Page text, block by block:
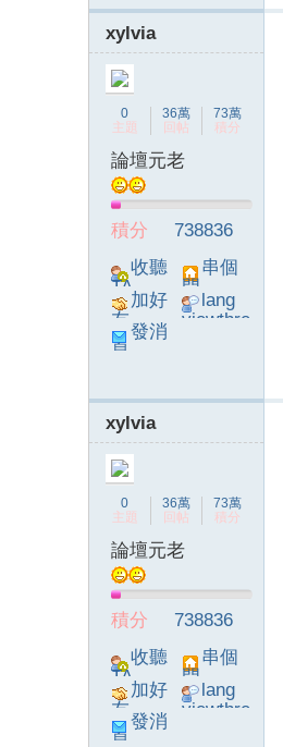
xylvia
0
主題
36萬
回帖
73萬
積分
論壇元老
積分
738836
收聽
TA
串個
門
加好
友
lang
viewthre
發消
息
xylvia
0
主題
36萬
回帖
73萬
積分
論壇元老
積分
738836
收聽
TA
串個
門
加好
友
lang
viewthre
發消
息